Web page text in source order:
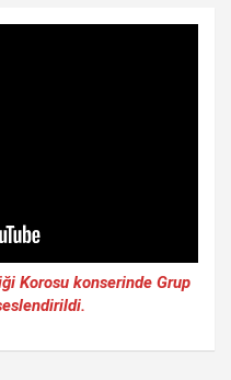
Korosu konserinde Grup